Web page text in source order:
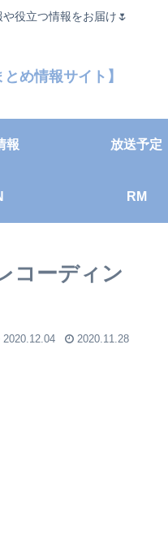
役立つ情報をお届け🌷
め情報サイト】
報 放送予定
RM
コーディン
2020.12.04 2020.11.28